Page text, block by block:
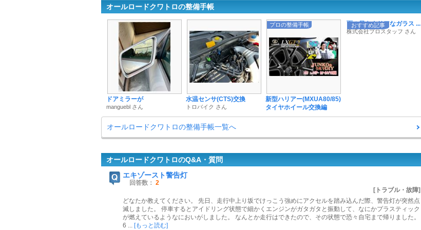
オールロードクワトロの整備手帳
ドアミラーが
manguebl さん
水温センサ(CTS)交換
トロバイク さん
プロの整備手帳
新型ハリアー(MXUA80/85)
タイヤホイール交換編
おすすめ記事
雨の日もクリアなガラス ...
株式会社プロスタッフ さん
オールロードクワトロの整備手帳一覧へ
オールロードクワトロのQ&A・質問
エキゾースト警告灯
回答数： 2
[トラブル・故障]
どなたか教えてください。 先日、走行中上り坂でけっこう強めにアクセルを踏み込んだ際、警告灯が突然点
滅しました。 停車するとアイドリング状態で細かくエンジンがガタガタと振動して、なにかプラスティック
が燃えているようなにおいがしました。 なんとか走行はできたので、その状態で恐々自宅まで帰りました。
6 ... [もっと読む]